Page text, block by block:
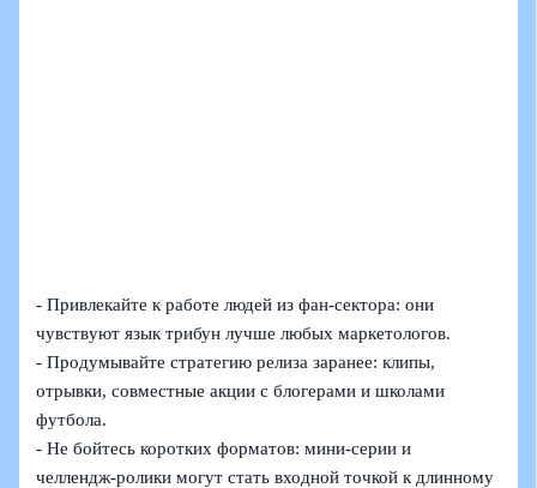
- Привлекайте к работе людей из фан‑сектора: они
чувствуют язык трибун лучше любых маркетологов.
- Продумывайте стратегию релиза заранее: клипы,
отрывки, совместные акции с блогерами и школами
футбола.
- Не бойтесь коротких форматов: мини‑серии и
челлендж‑ролики могут стать входной точкой к длинному